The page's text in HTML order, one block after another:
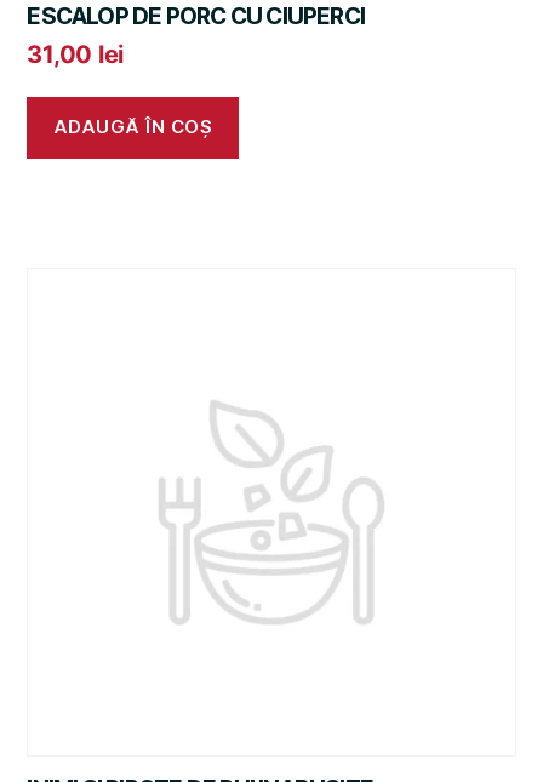
ESCALOP DE PORC CU CIUPERCI
31,00 lei
ADAUGĂ ÎN COȘ